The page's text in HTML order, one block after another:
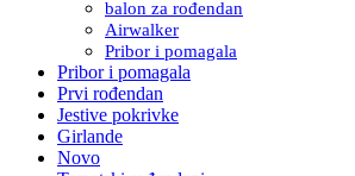
balon za rođendan
Airwalker
Pribor i pomagala
Pribor i pomagala
Prvi rođendan
Jestive pokrivke
Girlande
Novo